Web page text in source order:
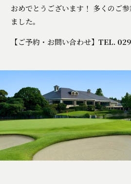
おめでとうございます！ 多くのご
ました。
【ご予約・お問い合わせ】TEL.